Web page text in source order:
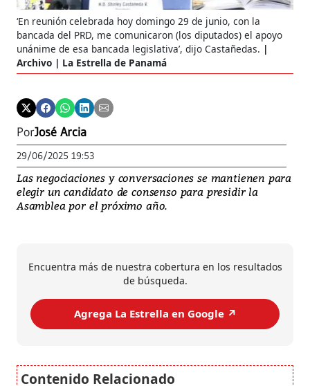
‘En reunión celebrada hoy domingo 29 de junio, con la
bancada del PRD, me comunicaron (los diputados) el apoyo
unánime de esa bancada legislativa’, dijo Castañedas.
Archivo | La Estrella de Panamá
PorJosé Arcia
29/06/2025 19:53
Las negociaciones y conversaciones se mantienen para
elegir un candidato de consenso para presidir la
Asamblea por el próximo año.
Encuentra más de nuestra cobertura en los resultados
de búsqueda.
Agrega La Estrella en Google ↗️